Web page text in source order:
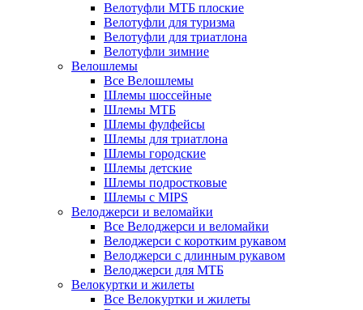
Велотуфли МТБ плоские
Велотуфли для туризма
Велотуфли для триатлона
Велотуфли зимние
Велошлемы
Все Велошлемы
Шлемы шоссейные
Шлемы МТБ
Шлемы фулфейсы
Шлемы для триатлона
Шлемы городские
Шлемы детские
Шлемы подростковые
Шлемы с MIPS
Велоджерси и веломайки
Все Велоджерси и веломайки
Велоджерси с коротким рукавом
Велоджерси с длинным рукавом
Велоджерси для МТБ
Велокуртки и жилеты
Все Велокуртки и жилеты